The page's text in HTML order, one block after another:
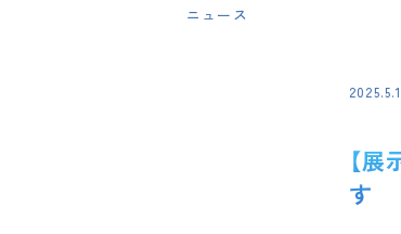
ニュース
【
す
2025.5.1